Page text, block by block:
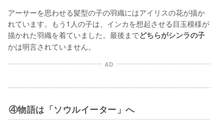
アーサーを思わせる髪型の子の羽織にはアイリスの花が描か
れています。もう1人の子は、インカを想起させる目玉模様が
描かれた羽織を着ていました。最後までどちらがシンラの子
かは明言されていません。
AD
④物語は「ソウルイーター」へ